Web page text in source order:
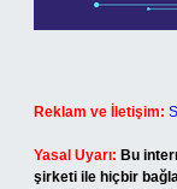
Reklam ve İletişim:
Yasal Uyarı: Bu
şirketi ile hiçbir